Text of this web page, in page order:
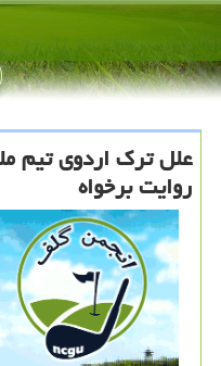
علل ترک اردوی تیم
روایت برخواه